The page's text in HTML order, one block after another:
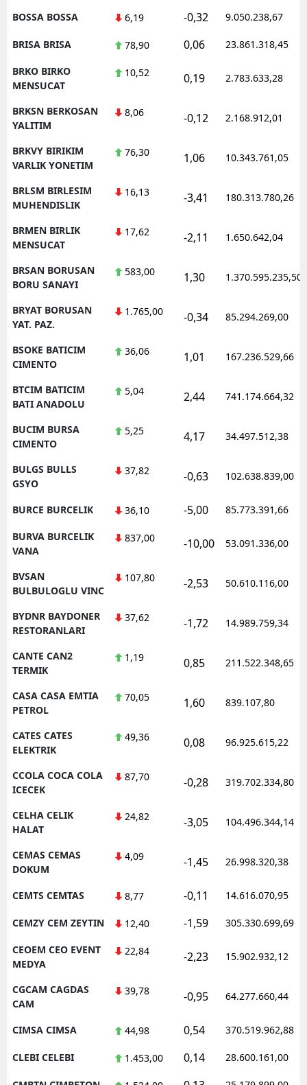
BOSSA BOSSA 6,19 -0,32 9.050.238,67
BRISA BRISA 78,90 0,06 23.861.318,45
BRKO BIRKO
MENSUCAT
10,52 0,19 2.783.633,28
BRKSN BERKOSAN
YALITIM
8,06 -0,12 2.168.912,01
BRKVY BIRIKIM
VARLIK YONETIM
76,30 1,06 10.343.761,05
BRLSM BIRLESIM
MUHENDISLIK
16,13 -3,41 180.313.780,26
BRMEN BIRLIK
MENSUCAT
17,62 -2,11 1.650.642,04
BRSAN BORUSAN
BORU SANAYI
583,00 1,30 1.370.595.235,50
BRYAT BORUSAN
YAT. PAZ.
1.765,00 -0,34 85.294.269,00
BSOKE BATICIM
CIMENTO
36,06 1,01 167.236.529,66
BTCIM BATICIM
BATI ANADOLU
5,04 2,44 741.174.664,32
BUCIM BURSA
CIMENTO
5,25 4,17 34.497.512,38
BULGS BULLS
GSYO
37,82 -0,63 102.638.839,00
BURCE BURCELIK 36,10 -5,00 85.773.391,66
BURVA BURCELIK
VANA
837,00 -10,00 53.091.336,00
BVSAN
BULBULOGLU VINC
107,80 -2,53 50.610.116,00
BYDNR BAYDONER
RESTORANLARI
37,62 -1,72 14.989.759,34
CANTE CAN2
TERMIK
1,19 0,85 211.522.348,65
CASA CASA EMTIA
PETROL
70,05 1,60 839.107,80
CATES CATES
ELEKTRIK
49,36 0,08 96.925.615,22
CCOLA COCA COLA
ICECEK
87,70 -0,28 319.702.334,80
CELHA CELIK
HALAT
24,82 -3,05 104.496.344,14
CEMAS CEMAS
DOKUM
4,09 -1,45 26.998.320,38
CEMTS CEMTAS 8,77 -0,11 14.616.070,95
CEMZY CEM ZEYTIN 12,40 -1,59 305.330.699,69
CEOEM CEO EVENT
MEDYA
22,84 -2,23 15.902.932,12
CGCAM CAGDAS
CAM
39,78 -0,95 64.277.660,44
CIMSA CIMSA 44,98 0,54 370.519.962,88
CLEBI CELEBI 1.453,00 0,14 28.600.161,00